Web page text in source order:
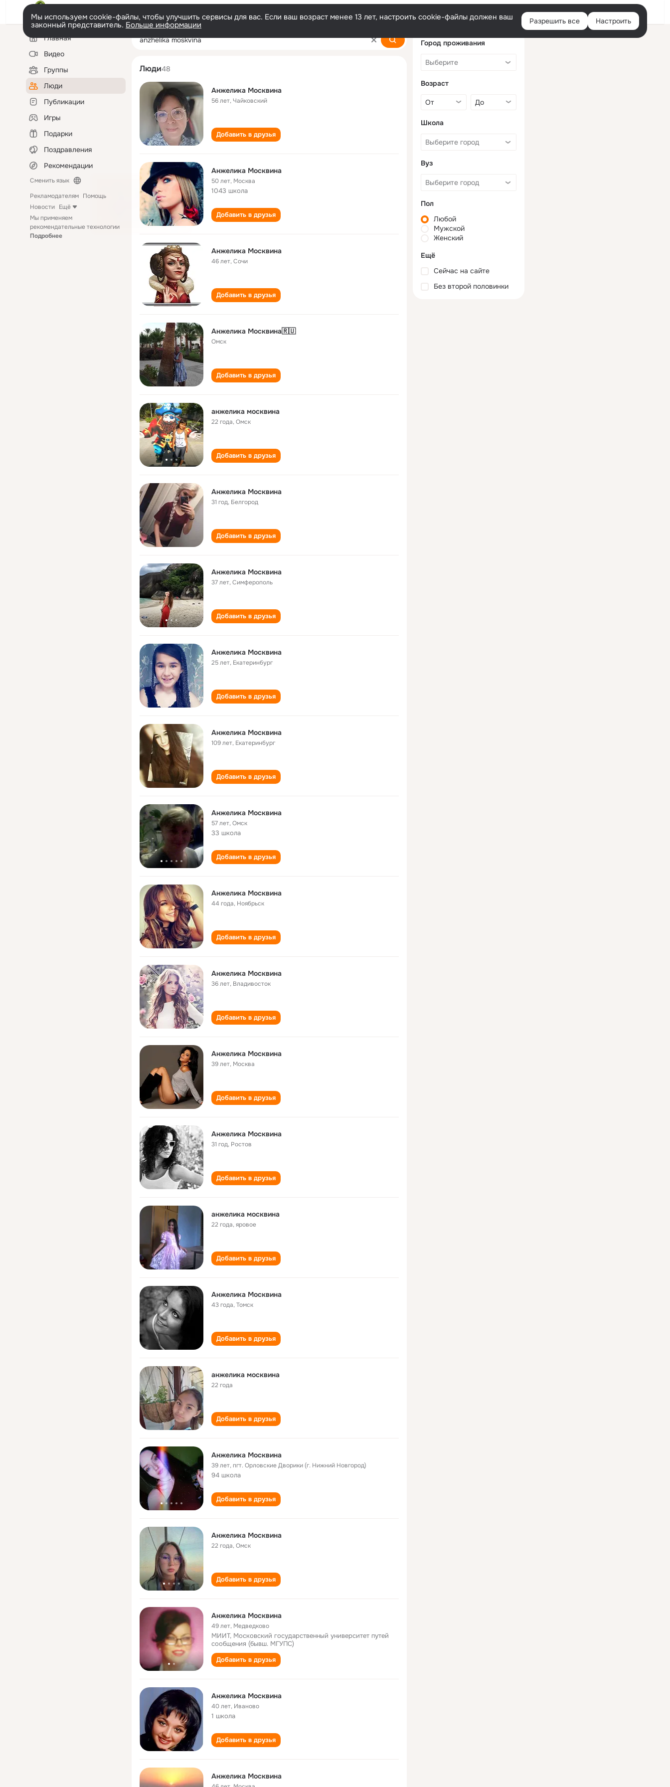
Войти
Мы используем cookie-файлы, чтобы улучшить сервисы для вас. Если ваш возраст менее 13 лет, настроить cookie-файлы должен ваш
законный представитель. Больше информации Разрешить все Настроить
Левая
колонкаГлавная
Видео
Группы
Люди
Публикации
Игры
Подарки
Поздравления
Рекомендации
Сменить язык
Рекламодателям Помощь
Новости Ещё
Мы применяем
рекомендательные технологии
Подробнее
anzhelika moskvina
Люди48
Анжелика Москвина
56 лет,Чайковский
Добавить в друзья
Анжелика Москвина
50 лет, Москва
1043 школа
Добавить в друзья
Анжелика Москвина
46 лет,Сочи
Добавить в друзья
Анжелика Москвина🇷🇺
Омск
Добавить в друзья
анжелика москвина
22 года,Омск
Добавить в друзья
Анжелика Москвина
31 год, Белгород
Добавить в друзья
Анжелика Москвина
37 лет,Симферополь
Добавить в друзья
Анжелика Москвина
25 лет, Екатеринбург
Добавить в друзья
Анжелика Москвина
109 лет, Екатеринбург
Добавить в друзья
Анжелика Москвина
57 лет,Омск
33 школа
Добавить в друзья
Анжелика Москвина
44 года, Ноябрьск
Добавить в друзья
Анжелика Москвина
36 лет, Владивосток
Добавить в друзья
Анжелика Москвина
39 лет, Москва
Добавить в друзья
Анжелика Москвина
31 год, Ростов
Добавить в друзья
анжелика москвина
22 года,яровое
Добавить в друзья
Анжелика Москвина
43 года,Томск
Добавить в друзья
анжелика москвина
22 года
Добавить в друзья
Анжелика Москвина
39 лет,пгт. Орловские Дворики (г. Нижний Новгород)
94 школа
Добавить в друзья
Анжелика Москвина
22 года,Омск
Добавить в друзья
Анжелика Москвина
49 лет, Медведково
МИИТ, Московский государственный университет путей
сообщения (бывш. МГУПС)
Добавить в друзья
Анжелика Москвина
40 лет, Иваново
1 школа
Добавить в друзья
Анжелика Москвина
Город проживания
Возраст
Школа
Вуз
Пол
Любой
Мужской
Женский
Ещё
Сейчас на сайте
Без второй половинки